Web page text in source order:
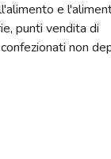
e
punti vendita di
non